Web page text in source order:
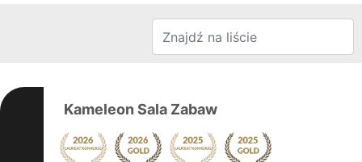
Kameleon Sala Zabaw